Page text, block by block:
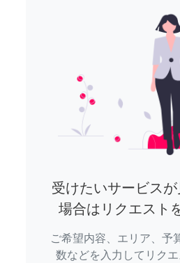
受けたいサービス
場合はリクエスト
ご希望内容、エリア、予
数などを入力してリク